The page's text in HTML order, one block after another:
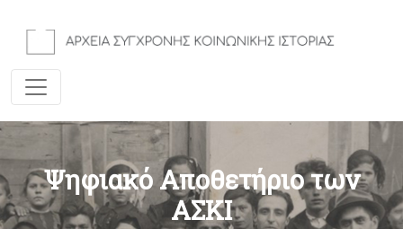
Ψηφιακό Αποθετήριο των
ΑΣΚΙ